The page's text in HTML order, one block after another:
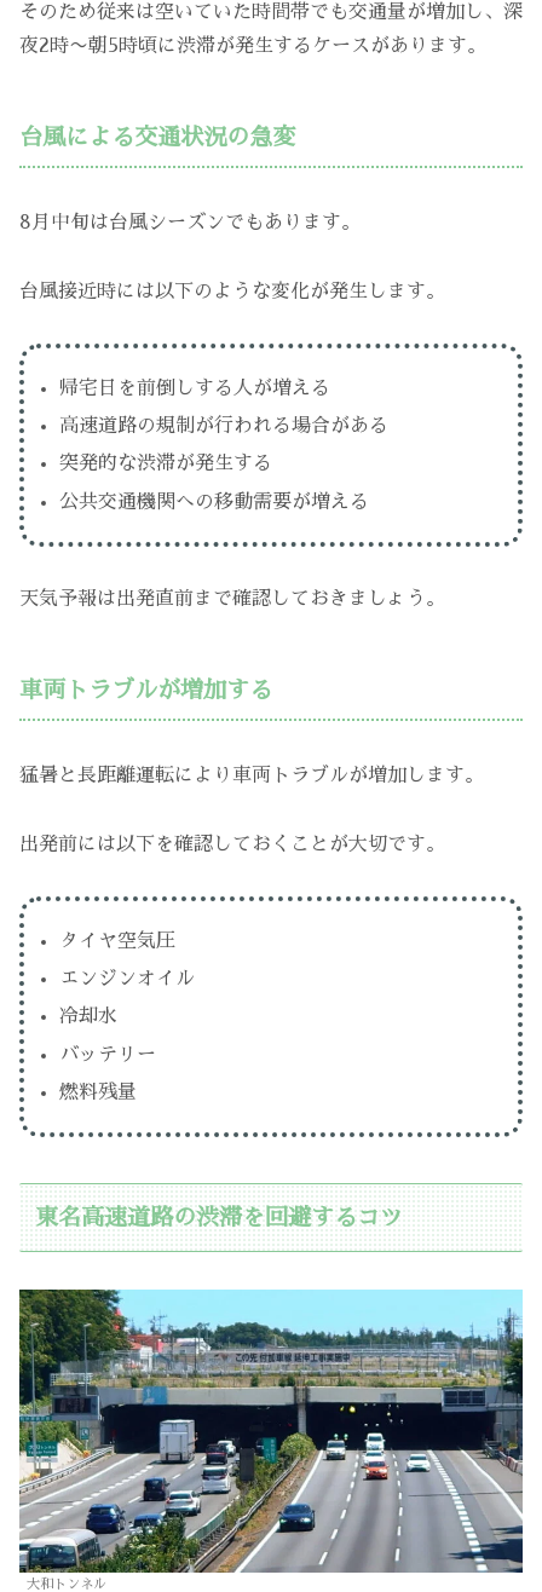
そのため従来は空いていた時間帯でも交通量が増加し、深
夜2時〜朝5時頃に渋滞が発生するケースがあります。
台風による交通状況の急変
8月中旬は台風シーズンでもあります。
台風接近時には以下のような変化が発生します。
帰宅日を前倒しする人が増える
高速道路の規制が行われる場合がある
突発的な渋滞が発生する
公共交通機関への移動需要が増える
天気予報は出発直前まで確認しておきましょう。
車両トラブルが増加する
猛暑と長距離運転により車両トラブルが増加します。
出発前には以下を確認しておくことが大切です。
タイヤ空気圧
エンジンオイル
冷却水
バッテリー
燃料残量
東名高速道路の渋滞を回避するコツ
大和トンネル